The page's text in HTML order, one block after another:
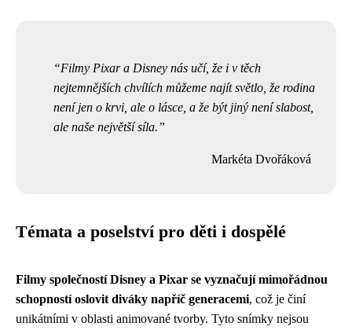
Filmy Pixar a Disney nás učí, že i v těch
nejtemnějších chvílích můžeme najít světlo, že rodina
není jen o krvi, ale o lásce, a že být jiný není slabost,
ale naše největší síla.
Markéta Dvořáková
Témata a poselství pro děti i dospělé
Filmy společností Disney a Pixar se vyznačují mimořádnou
schopností oslovit diváky napříč generacemi, což je činí
unikátními v oblasti animované tvorby. Tyto snímky nejsou